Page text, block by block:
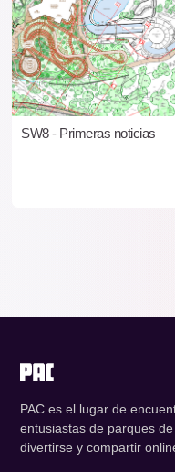
SW8 - Primeras noticias
PAC es el lugar de
entusiastas de parques
divertirse y compartir